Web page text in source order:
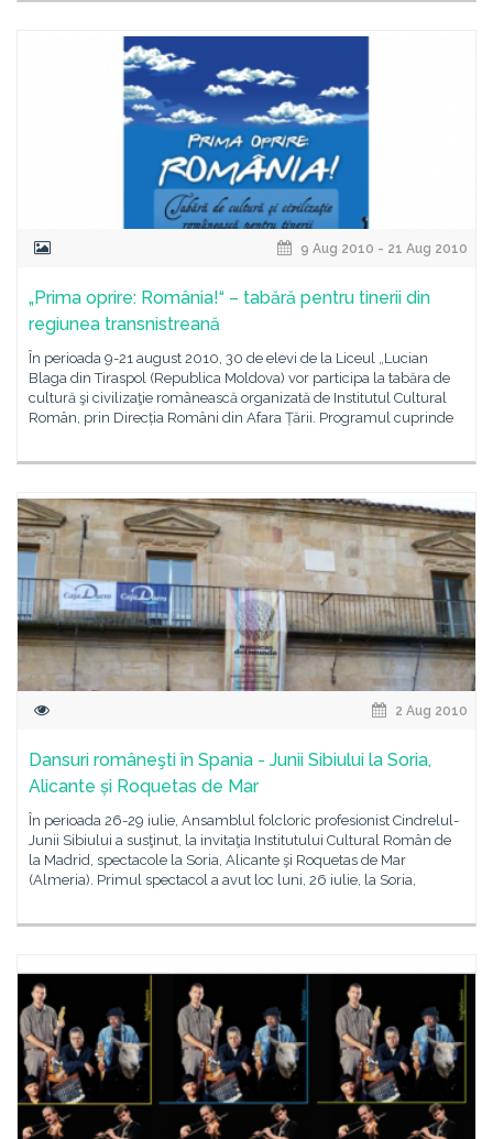
9 Aug 2010 - 21 Aug 2010
„Prima oprire: România!“ – tabără pentru tinerii din
regiunea transnistreană
În perioada 9-21 august 2010, 30 de elevi de la Liceul „Lucian
Blaga din Tiraspol (Republica Moldova) vor participa la tabăra de
cultură şi civilizaţie românească organizată de Institutul Cultural
Român, prin Direcția Români din Afara Țării. Programul cuprinde
2 Aug 2010
Dansuri româneşti în Spania - Junii Sibiului la Soria,
Alicante și Roquetas de Mar
În perioada 26-29 iulie, Ansamblul folcloric profesionist Cindrelul-
Junii Sibiului a susţinut, la invitaţia Institutului Cultural Român de
la Madrid, spectacole la Soria, Alicante şi Roquetas de Mar
(Almeria). Primul spectacol a avut loc luni, 26 iulie, la Soria,